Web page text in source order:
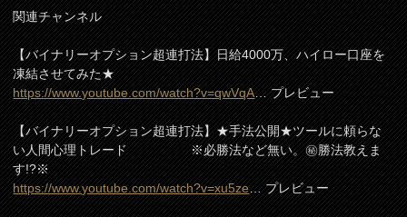
関連チャンネル
【バイナリーオプション超連打法】日給4000万、ハイロー口座を
凍結させてみた★
https://www.youtube.com/watch?v=qwVqA… プレビュー
【バイナリーオプション超連打法】★手法公開★ツールに頼らな
い人間心理トレード ※必勝法など無い。㊙勝法教えま
す!?※
https://www.youtube.com/watch?v=xu5ze… プレビュー